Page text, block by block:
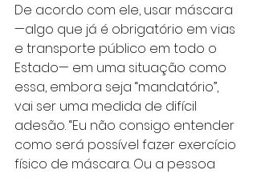
De acordo com ele, usar máscara
—algo que já é obrigatório em vias
e transporte público em todo o
Estado— em uma situação como
essa, embora seja “mandatório”,
vai ser uma medida de difícil
adesão. “Eu não consigo entender
como será possível fazer exercício
físico de máscara. Ou a pessoa